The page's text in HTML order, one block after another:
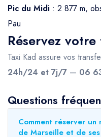
Pic du Midi : 2 877 m,
Pau
Réservez
Taxi Kad assure vos
24h/24 et 7j/7 — 06
Questions
Comment réserver
de Marseille et de